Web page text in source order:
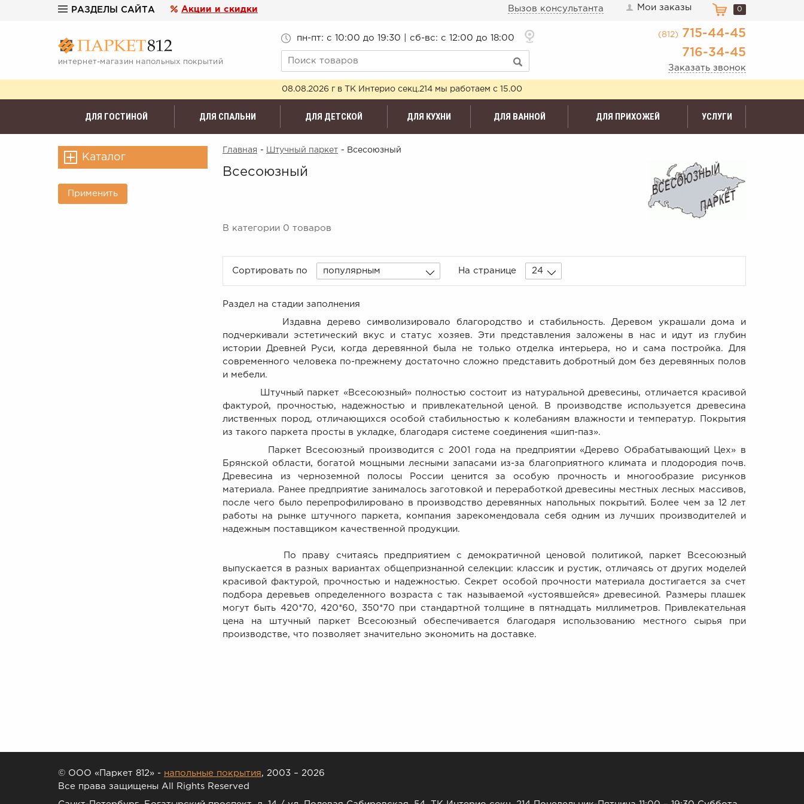
РАЗДЕЛЫ САЙТА Акции и скидки Вызов консультанта Мои заказы 0
интернет-магазин напольных покрытий
пн-пт: c 10:00 до 19:30 | сб-вс: с 12:00 до 18:00 (812)
715-44-45
716-34-45
Заказать звонок
08.08.2026 г в ТК Интерио секц.214 мы работаем с 15.00
ДЛЯ ГОСТИНОЙ ДЛЯ СПАЛЬНИ ДЛЯ ДЕТСКОЙ ДЛЯ КУХНИ ДЛЯ ВАННОЙ ДЛЯ ПРИХОЖЕЙ УСЛУГИ
Каталог
Применить
Главная - Штучный паркет - Всесоюзный
Всесоюзный
В категории 0 товаров
Сортировать по популярным На странице 24
Раздел на стадии заполнения
Издавна дерево символизировало благородство и стабильность. Деревом украшали дома и
подчеркивали эстетический вкус и статус хозяев. Эти представления заложены в нас и идут из глубин
истории Древней Руси, когда деревянной была не только отделка интерьера, но и сама постройка. Для
современного человека по-прежнему достаточно сложно представить добротный дом без деревянных полов
и мебели.
Штучный паркет «Всесоюзный» полностью состоит из натуральной древесины, отличается красивой
фактурой, прочностью, надежностью и привлекательной ценой. В производстве используется древесина
лиственных пород, отличающихся особой стабильностью к колебаниям влажности и температур. Покрытия
из такого паркета просты в укладке, благодаря системе соединения «шип-паз».
Паркет Всесоюзный производится с 2001 года на предприятии «Дерево Обрабатывающий Цех» в
Брянской области, богатой мощными лесными запасами из-за благоприятного климата и плодородия почв.
Древесина из черноземной полосы России ценится за особую прочность и многообразие рисунков
материала. Ранее предприятие занималось заготовкой и переработкой древесины местных лесных массивов,
после чего было перепрофилировано в производство деревянных напольных покрытий. Более чем за 12 лет
работы на рынке штучного паркета, компания зарекомендовала себя одним из лучших производителей и
надежным поставщиком качественной продукции.
По праву считаясь предприятием с демократичной ценовой политикой, паркет Всесоюзный
выпускается в разных вариантах общепризнанной селекции: классик и рустик, отличаясь от других моделей
красивой фактурой, прочностью и надежностью. Секрет особой прочности материала достигается за счет
подбора деревьев определенного возраста с так называемой «устоявшейся» древесиной. Размеры плашек
могут быть 420*70, 420*60, 350*70 при стандартной толщине в пятнадцать миллиметров. Привлекательная
цена на штучный паркет Всесоюзный обеспечивается благодаря использованию местного сырья при
производстве, что позволяет значительно экономить на доставке.
© ООО «Паркет 812» - напольные покрытия, 2003 – 2026
Все права защищены All Rights Reserved